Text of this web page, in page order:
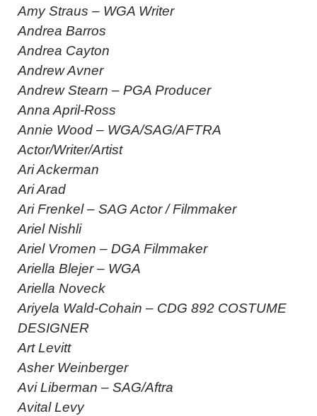
Amy Straus – WGA Writer
Andrea Barros
Andrea Cayton
Andrew Avner
Andrew Stearn – PGA Producer
Anna April-Ross
Annie Wood – WGA/SAG/AFTRA
Actor/Writer/Artist
Ari Ackerman
Ari Arad
Ari Frenkel – SAG Actor / Filmmaker
Ariel Nishli
Ariel Vromen – DGA Filmmaker
Ariella Blejer – WGA
Ariella Noveck
Ariyela Wald-Cohain – CDG 892 COSTUME
DESIGNER
Art Levitt
Asher Weinberger
Avi Liberman – SAG/Aftra
Avital Levy